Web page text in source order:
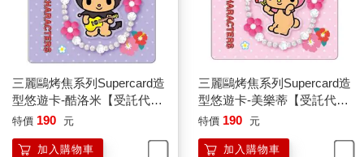
三麗鷗烤焦系列Supercard造
型悠遊卡-酷洛米【受託代
銷】
特價 190 元
加入購物車
三麗鷗烤焦系列Supercard造
型悠遊卡-美樂蒂【受託代
銷】
特價 190 元
加入購物車